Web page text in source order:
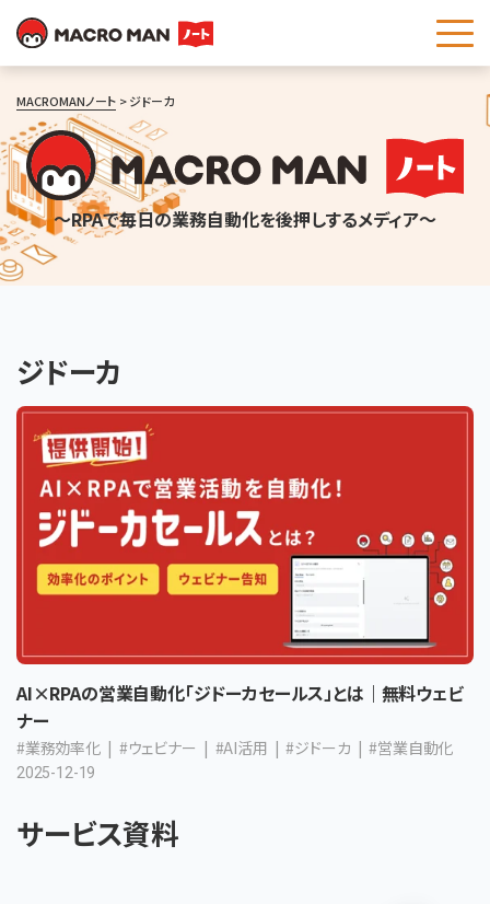
MACROMANノート ジドーカ
～RPAで毎日の業務自動化を後押しするメディア～
ジドーカ
AI×RPAの営業自動化「ジドーカセールス」とは｜無料ウェビ
ナー
#業務効率化 #ウェビナー #AI活用 #ジドーカ #営業自動化
2025-12-19
サービス資料